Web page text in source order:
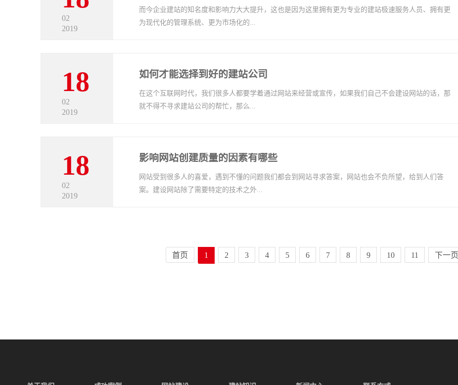
02
2019
而今企业建站的知名度和影响力大大提升，这也是因为这里拥有更为专业的建站极速服务人员、拥有更
为现代化的管理系统、更为市场化的...
18
02
2019
如何才能选择到好的建站公司
在这个互联网时代，我们很多人都要学着通过网站来经营或宣传，如果我们自己不会建设网站的话，那
就不得不寻求建站公司的帮忙，那么...
18
02
2019
影响网站创建质量的因素有哪些
网站受到很多人的喜爱，遇到不懂的问题我们都会到网站寻求答案，网站也会不负所望，给到人们答
案。建设网站除了需要特定的技术之外...
首页 1 2 3 4 5 6 7 8 9 10 11 下一页